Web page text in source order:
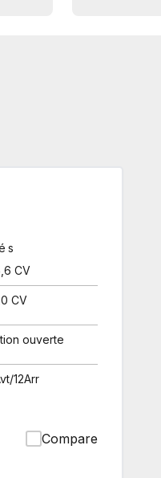
CV
CV
ouverte
12Arr
spécialisés
Compare